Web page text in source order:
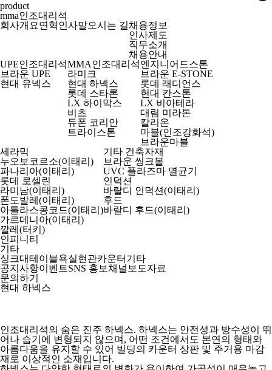
product
mma인조대리석
회사개요연혁인사말오시는 길채용정보
인사제도
직무소개
채용안내
UPE인조대리석
브라운 UPE
현대 유넥스
MMA인조대리석
라미크
현대 하넥스
롯데 스타론
LX 하이막스
비츠
듀폰 코리안
트라이스톤
엔지니어드스톤
브라운 E-STONE
롯데 래디언스
현대 칸스톤
LX 비아테라
대림 미라톤
칼리온
마블(인조강화석)
브라운마블
세라믹
누오보코르소(이태리)
파나리아(이태리)
롯데 로셀린
라미남(이태리)
폰도발레(이태리)
아틀라스콩코드(이태리)
가르데니아(이태리)
깔레(터키)
인피니티
기타
기타 건축자재
브라운 씽크볼
UVC 플라즈마 멸균기
인덕션
바랄디 인덕션(이태리)
후드
바랄디 후드(이태리)
싱크대테이블욕실현관카운터 기타
공지사항이벤트SNS 홍보채널보도자료
문의하기
현대 하넥스
인조대리석의 숨은 진주 하넥스. 하넥스는 안전성과 방수성이 뛰
어나 습기에 변형되지 않으며, 어떤 조건에서도 본연의 형태와
아름다움을 유지할 수 있어 빌딩의 카운터 상판 및 주거용 마감
재로 이상적인 소재입니다.